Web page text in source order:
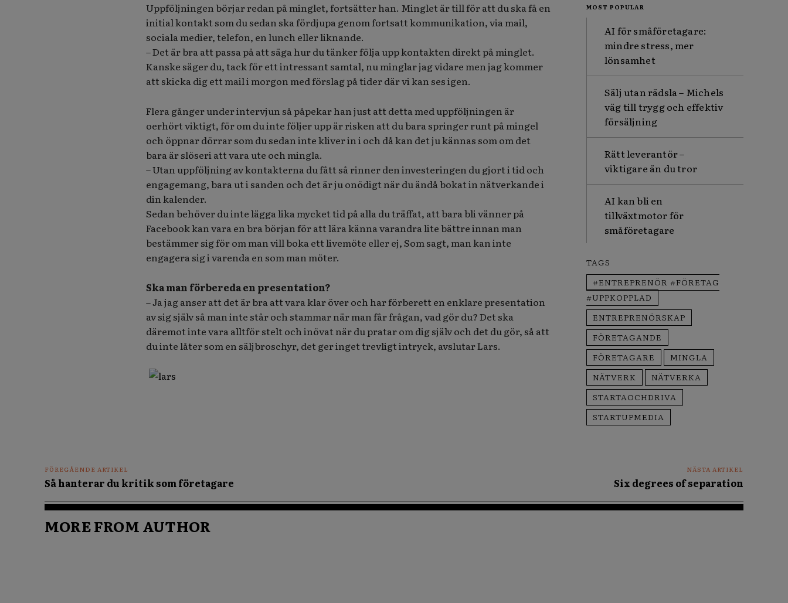
Uppföljningen börjar redan på minglet, fortsätter han. Minglet är till för att du ska få en
initial kontakt som du sedan ska fördjupa genom fortsatt kommunikation, via mail,
sociala medier, telefon, en lunch eller liknande.
– Det är bra att passa på att säga hur du tänker följa upp kontakten direkt på minglet.
Kanske säger du, tack för ett intressant samtal, nu minglar jag vidare men jag kommer
att skicka dig ett mail i morgon med förslag på tider där vi kan ses igen.
Flera gånger under intervjun så påpekar han just att detta med uppföljningen är
oerhört viktigt, för om du inte följer upp är risken att du bara springer runt på mingel
och öppnar dörrar som du sedan inte kliver in i och då kan det ju kännas som om det
bara är slöseri att vara ute och mingla.
– Utan uppföljning av kontakterna du fått så rinner den investeringen du gjort i tid och
engagemang, bara ut i sanden och det är ju onödigt när du ändå bokat in nätverkande i
din kalender.
Sedan behöver du inte lägga lika mycket tid på alla du träffat, att bara bli vänner på
Facebook kan vara en bra början för att lära känna varandra lite bättre innan man
bestämmer sig för om man vill boka ett livemöte eller ej, Som sagt, man kan inte
engagera sig i varenda en som man möter.
Ska man förbereda en presentation?
– Ja jag anser att det är bra att vara klar över och har förberett en enklare presentation
av sig själv så man inte står och stammar när man får frågan, vad gör du? Det ska
däremot inte vara alltför stelt och inövat när du pratar om dig själv och det du gör, så att
du inte låter som en säljbroschyr, det ger inget trevligt intryck, avslutar Lars.
MOST POPULAR
AI för småföretagare:
mindre stress, mer
lönsamhet
Sälj utan rädsla – Michels
väg till trygg och effektiv
försäljning
Rätt leverantör –
viktigare än du tror
AI kan bli en
tillväxtmotor för
småföretagare
TAGS
#ENTREPRENÖR #FÖRETAG
#UPPKOPPLAD
ENTREPRENÖRSKAP
FÖRETAGANDE
FÖRETAGARE
MINGLA
NÄTVERK
NÄTVERKA
STARTAOCHDRIVA
STARTUPMEDIA
FÖREGÅENDE ARTIKEL
Så hanterar du kritik som företagare
NÄSTA ARTIKEL
Six degrees of separation
MORE FROM AUTHOR